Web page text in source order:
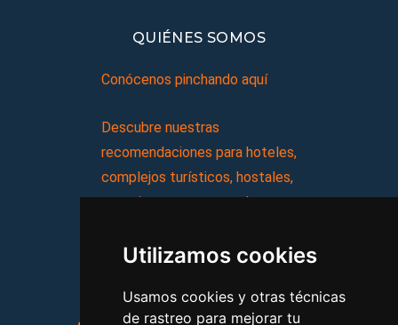
Utilizamos cookies
Usamos cookies y otras técnicas
de rastreo para mejorar tu
QUIÉNES SOMOS
Conócenos pinchando aquí
Descubre nuestras
recomendaciones para hoteles,
complejos turísticos, hostales,
vacaciones, paquetes de